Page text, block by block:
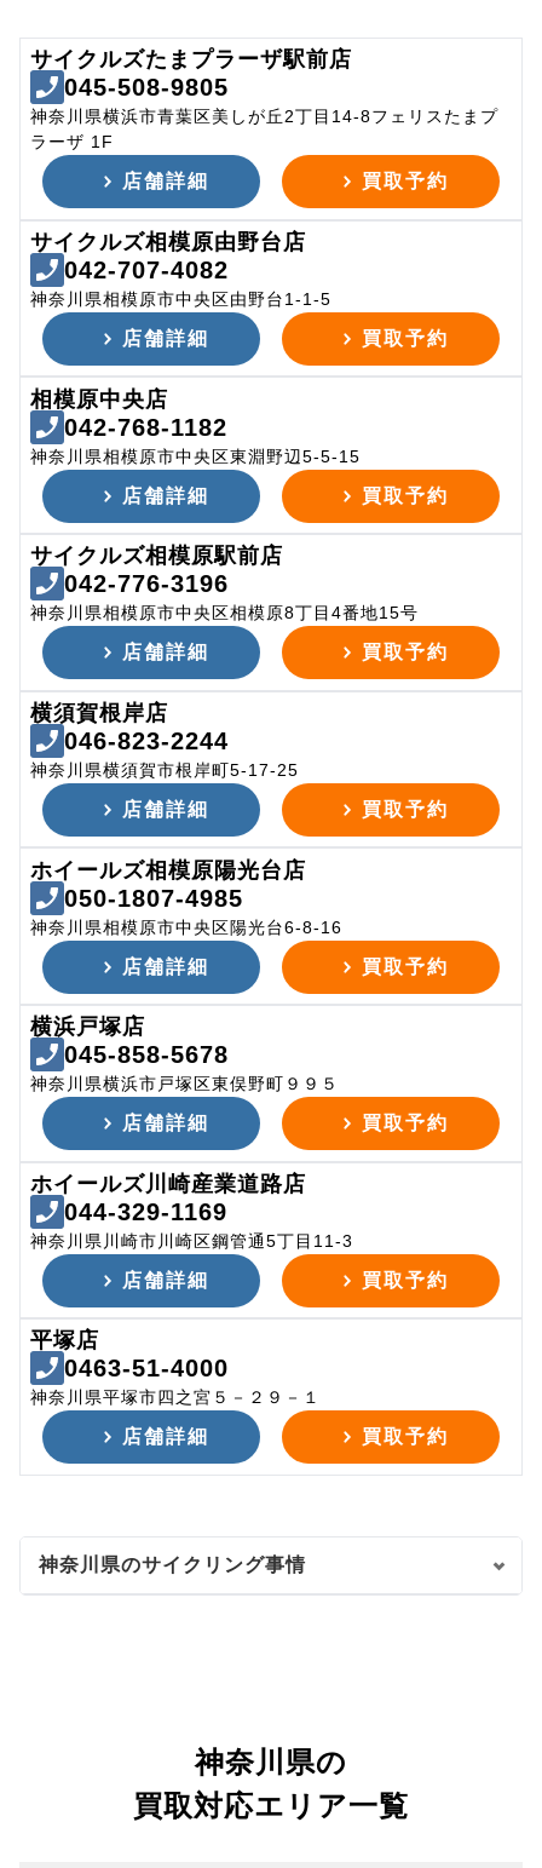
サイクルズたまプラーザ駅前店
045-508-9805
神奈川県横浜市青葉区美しが丘2丁目14-8フェリスたまプ
ラーザ 1F
店舗詳細 買取予約
サイクルズ相模原由野台店
042-707-4082
神奈川県相模原市中央区由野台1-1-5
店舗詳細 買取予約
相模原中央店
042-768-1182
神奈川県相模原市中央区東淵野辺5-5-15
店舗詳細 買取予約
サイクルズ相模原駅前店
042-776-3196
神奈川県相模原市中央区相模原8丁目4番地15号
店舗詳細 買取予約
横須賀根岸店
046-823-2244
神奈川県横須賀市根岸町5-17-25
店舗詳細 買取予約
ホイールズ相模原陽光台店
050-1807-4985
神奈川県相模原市中央区陽光台6-8-16
店舗詳細 買取予約
横浜戸塚店
045-858-5678
神奈川県横浜市戸塚区東俣野町９９５
店舗詳細 買取予約
ホイールズ川崎産業道路店
044-329-1169
神奈川県川崎市川崎区鋼管通5丁目11-3
店舗詳細 買取予約
平塚店
0463-51-4000
神奈川県平塚市四之宮５－２９－１
店舗詳細 買取予約
神奈川県のサイクリング事情
神奈川県の
買取対応エリア一覧